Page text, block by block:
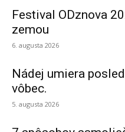
Festival ODznova
zemou
6. augusta 2026
Nádej umiera
vôbec.
5. augusta 2026